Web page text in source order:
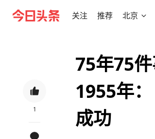
关注 推荐 北京
1
75年75件
1955年
成功